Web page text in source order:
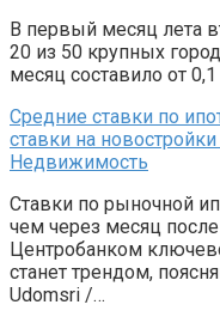
В первый месяц лета
20 из 50 крупных
месяц составило от
Средние ставки по
ставки на
Недвижимость
Ставки по рыночной
чем через месяц
Центробанком
станет трендом,
Udomsri /…